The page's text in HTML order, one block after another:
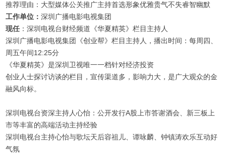
推荐理由：大型媒体公关推广主持首选形象优雅贵气不失睿智幽默
工作单位：深圳广播电影电视集团
现任 ：深圳电视台财经频道《华夏精英》栏目主持人
深圳广播电影电视集团《创业帮》栏目主持人，播出时间：每周四、
周五午间12:25分
《华夏精英》是深圳卫视唯一一档针对经济投资
创业人士探讨访谈的栏目，宣传渠道多，影响力大，是广大观众的金
融风向标。
深圳电视台资深主持人心怡：公开发行A股上市答谢酒会、新三板上
市等丰富的高端活动主持经验
深圳电视台主持心怡与歌坛天后容祖儿、谭咏麟、钟镇涛欢乐互动好
气氛